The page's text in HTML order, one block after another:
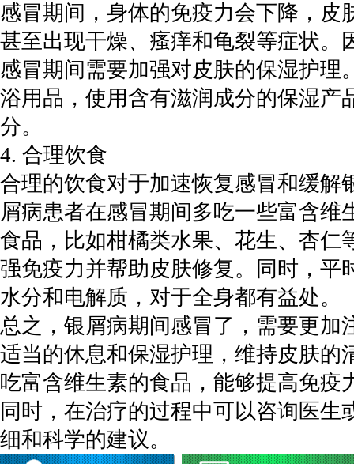
感冒期间，身体的免疫力会下降，皮
甚至出现干燥、瘙痒和龟裂等症状。
感冒期间需要加强对皮肤的保湿护理
浴用品，使用含有滋润成分的保湿产
分。
4. 合理饮食
合理的饮食对于加速恢复感冒和缓解
屑病患者在感冒期间多吃一些富含维
食品，比如柑橘类水果、花生、杏仁
强免疫力并帮助皮肤修复。同时，平
水分和电解质，对于全身都有益处。
总之，银屑病期间感冒了，需要更加
适当的休息和保湿护理，维持皮肤的
吃富含维生素的食品，能够提高免疫
同时，在治疗的过程中可以咨询医生
细和科学的建议。